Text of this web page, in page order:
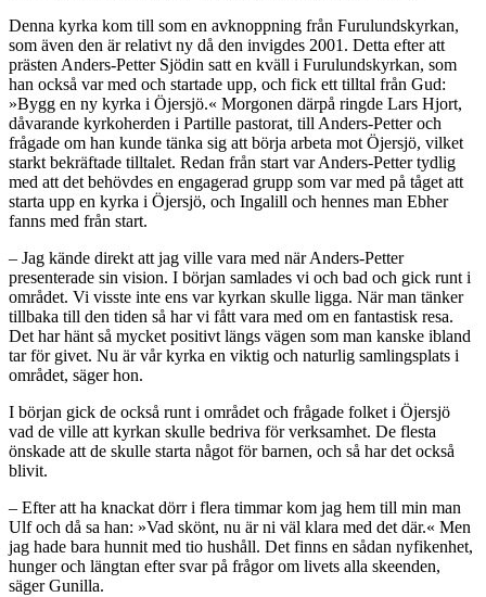
Denna kyrka kom till som en avknoppning från Furulundskyrkan,
som även den är relativt ny då den invigdes 2001. Detta efter att
prästen Anders-Petter Sjödin satt en kväll i Furulundskyrkan, som
han också var med och startade upp, och fick ett tilltal från Gud:
»Bygg en ny kyrka i Öjersjö.« Morgonen därpå ringde Lars Hjort,
dåvarande kyrkoherden i Partille pastorat, till Anders-Petter och
frågade om han kunde tänka sig att börja arbeta mot Öjersjö, vilket
starkt bekräftade tilltalet. Redan från start var Anders-Petter tydlig
med att det behövdes en engagerad grupp som var med på tåget att
starta upp en kyrka i Öjersjö, och Ingalill och hennes man Ebher
fanns med från start.
– Jag kände direkt att jag ville vara med när Anders-Petter
presenterade sin vision. I början samlades vi och bad och gick runt i
området. Vi visste inte ens var kyrkan skulle ligga. När man tänker
tillbaka till den tiden så har vi fått vara med om en fantastisk resa.
Det har hänt så mycket positivt längs vägen som man kanske ibland
tar för givet. Nu är vår kyrka en viktig och naturlig samlingsplats i
området, säger hon.
I början gick de också runt i området och frågade folket i Öjersjö
vad de ville att kyrkan skulle bedriva för verksamhet. De flesta
önskade att de skulle starta något för barnen, och så har det också
blivit.
– Efter att ha knackat dörr i flera timmar kom jag hem till min man
Ulf och då sa han: »Vad skönt, nu är ni väl klara med det där.« Men
jag hade bara hunnit med tio hushåll. Det finns en sådan nyfikenhet,
hunger och längtan efter svar på frågor om livets alla skeenden,
säger Gunilla.